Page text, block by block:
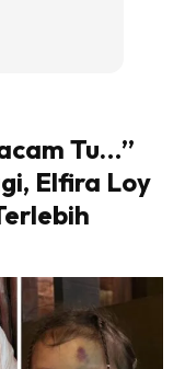
Tu…”
Elfira Loy